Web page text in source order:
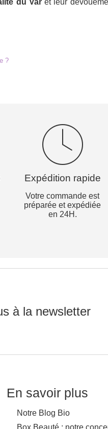
du Varet leur
?
Expédition rapide
Votre commande est
préparée et expédiée
en 24H.
à la newsletter
En savoir plus
Notre Blog Bio